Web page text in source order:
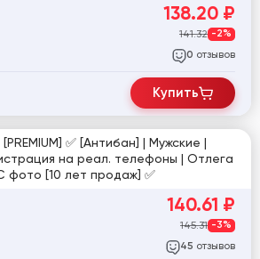
138.20 ₽
141.32 -2%
0 отзывов
Купить
✅ [Антибан] | Мужские |
на реал. телефоны | Отлега
фото [10 лет продаж] ✅
140.61 ₽
145.31 -3%
45 отзывов